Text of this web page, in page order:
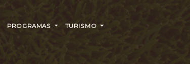
PROGRAMAS TURISMO